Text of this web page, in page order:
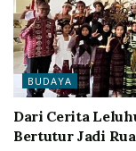
BUDAYA
Dari Cerita
Bertutur Jadi